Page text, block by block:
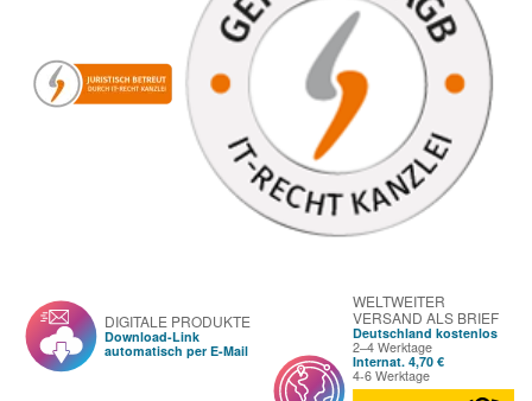
DIGITALE PRODUKTE
Download-Link
automatisch per E-Mail
WELTWEITER
VERSAND ALS BRIEF
Deutschland kostenlos
2–4 Werktage
Internat. 4,70 €
4-6 Werktage